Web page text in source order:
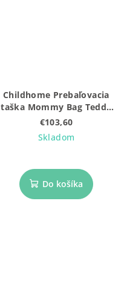
Childhome Prebaľovacia
taška Mommy Bag Teddy
Soft Brown
€103,60
Skladom
Do košíka